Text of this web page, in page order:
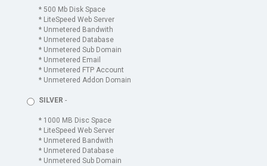
Base de Conhecimento
Status da Rede
Contato
* 500 Mb Disk Space
* LiteSpeed Web Server
* Unmetered Bandwith
* Unmetered Database
* Unmetered Sub Domain
* Unmetered Email
* Unmetered FTP Account
* Unmetered Addon Domain
SILVER -
* 1000 MB Disc Space
* LiteSpeed Web Server
* Unmetered Bandwith
* Unmetered Database
* Unmetered Sub Domain